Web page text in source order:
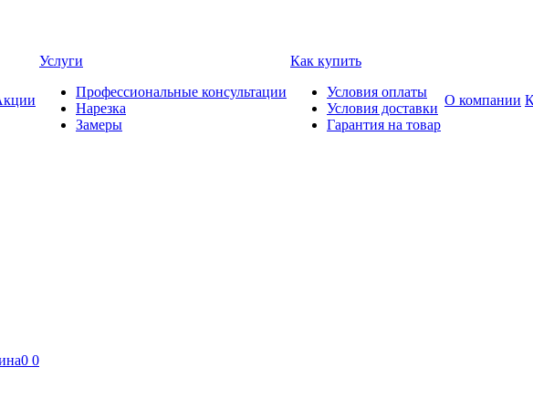
Услуги
Профессиональные консультации
Нарезка
Замеры
Как купить
Условия оплаты
Условия доставки
Гарантия на товар
О компании
0 0